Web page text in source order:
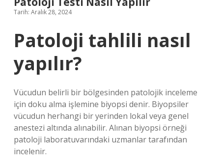
Tarih: Aralık 28, 2024
Patoloji tahlili nasıl
yapılır?
Vücudun belirli bir bölgesinden patolojik inceleme
için doku alma işlemine biyopsi denir. Biyopsiler
vücudun herhangi bir yerinden lokal veya genel
anestezi altında alınabilir. Alınan biyopsi örneği
patoloji laboratuvarındaki uzmanlar tarafından
incelenir.